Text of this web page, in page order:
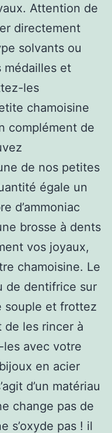
Attention de
directement
solvants ou
médailles et
les
chamoisine
complément de
de nos petites
égale un
d’ammoniac
brosse à dents
vos joyaux,
chamoisine. Le
de dentifrice sur
souple et frottez
de les rincer à
les avec votre
en acier
d’un matériau
change pas de
s’oxyde pas ! il